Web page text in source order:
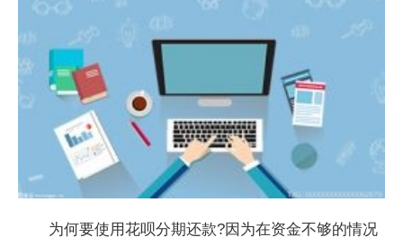
为何要使用花呗分期还款?因为在资金不够的情况